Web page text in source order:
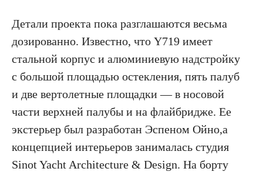
Детали проекта пока разглашаются весьма
дозированно. Известно, что Y719 имеет
стальной корпус и алюминиевую надстройку
с большой площадью остекления, пять палуб
и две вертолетные площадки — в носовой
части верхней палубы и на флайбридже. Ее
экстерьер был разработан Эспеном Ойно,а
концепцией интерьеров занималась студия
Sinot Yacht Architecture & Design. На борту